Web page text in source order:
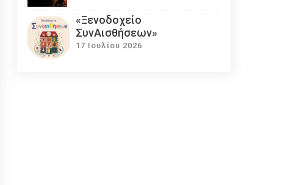
«Ξενοδοχείο
ΣυνΑισθήσεων»
17 Ιουλίου 2026